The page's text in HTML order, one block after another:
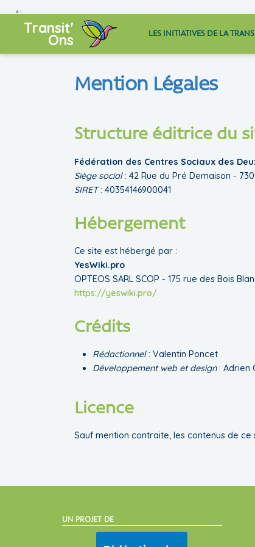
ALLER AU CONTENU PRINCIPAL
Transit'
Ons LES INITIATIVES DE LA
Mention Légales
Structure éditrice du
Fédération des Centres Sociaux des
Siège social: 42 Rue du Pré Demaison -
SIRET: 40354146900041
Hébergement
Ce site est hébergé par :
YesWiki.pro
OPTEOS SARL SCOP - 175 rue des Bois
https://yeswiki.pro/
Crédits
Rédactionnel: Valentin Poncet
Développement web et design: Adrien
Licence
Sauf mention contraite, les contenus de ce
UN PROJET DE